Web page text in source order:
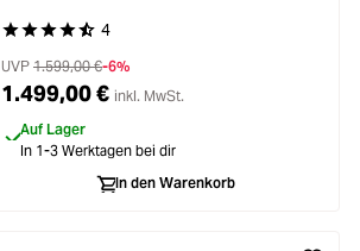
Durchschnittliche Bewertung von 4.7 von 5
4
UVP 1.599,00 €-6%
1.499,00 € inkl. MwSt.
Auf Lager
In 1-3 Werktagen bei dir
In den Warenkorb